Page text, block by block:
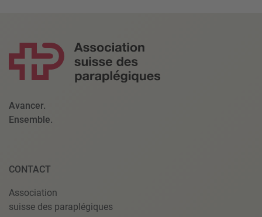
Avancer.
Ensemble.
CONTACT
Association
suisse des paraplégiques